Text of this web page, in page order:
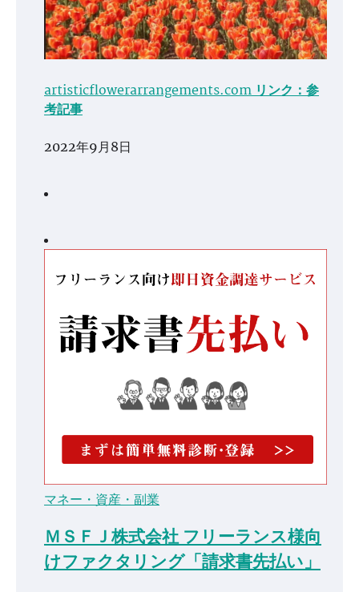
artisticflowerarrangements.com リンク：参
考記事
2022年9月8日
マネー・資産・副業
ＭＳＦＪ株式会社 フリーランス様向
けファクタリング「請求書先払い」